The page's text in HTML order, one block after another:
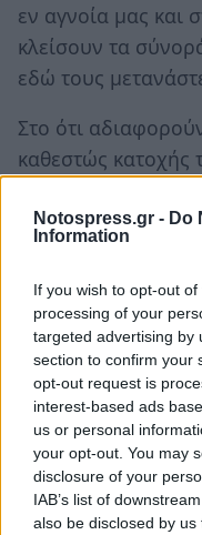
Notospress.gr - Do
Information
If you wish to opt-out
processing of your
targeted advertising by
section to confirm your
opt-out request is
interest-based ads
us or personal
your opt-out. You may
disclosure of your
IAB’s list of
also be disclosed by
εν αγνοία μας και
κλείσουν τα
εδώ τους
Στο ότι
καθεστώς κατοχής
έχουν κάνει
Στο ότι ζητούν
συντάξεων,
σχολείων; Στο
φόρων,
πλειστηριασμών;
Η Μέρκελ, τη
της γραφής,
2015, όλα σχεδόν